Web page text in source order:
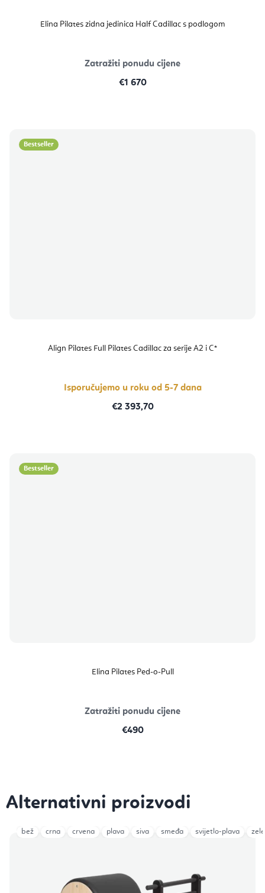
Elina Pilates zidna jedinica Half Cadillac s podlogom
Zatražiti ponudu cijene
€1 670
Bestseller
Align Pilates Full Pilates Cadillac za serije A2 i C*
Isporučujemo u roku od 5-7 dana
€2 393,70
Bestseller
Elina Pilates Ped-o-Pull
Zatražiti ponudu cijene
€490
bež crna crvena plava siva smeđa svijetlo-plava